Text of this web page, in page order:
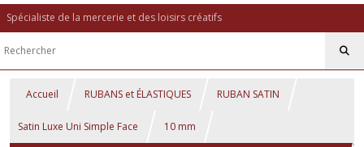
Spécialiste de la mercerie et des loisirs créatifs
Accueil RUBANS et ÉLASTIQUES RUBAN SATIN
Satin Luxe Uni Simple Face 10 mm